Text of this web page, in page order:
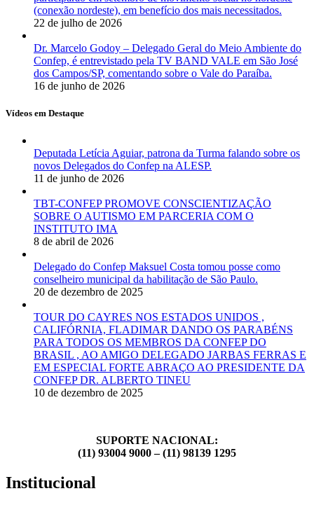
(conexão nordeste), em benefício dos mais necessitados.
22 de julho de 2026
Dr. Marcelo Godoy – Delegado Geral do Meio Ambiente do
Confep, é entrevistado pela TV BAND VALE em São José
dos Campos/SP, comentando sobre o Vale do Paraíba.
16 de junho de 2026
Vídeos em Destaque
Deputada Letícia Aguiar, patrona da Turma falando sobre os
novos Delegados do Confep na ALESP.
11 de junho de 2026
TBT-CONFEP PROMOVE CONSCIENTIZAÇÃO
SOBRE O AUTISMO EM PARCERIA COM O
INSTITUTO IMA
8 de abril de 2026
Delegado do Confep Maksuel Costa tomou posse como
conselheiro municipal da habilitação de São Paulo.
20 de dezembro de 2025
TOUR DO CAYRES NOS ESTADOS UNIDOS ,
CALIFÓRNIA, FLADIMAR DANDO OS PARABÉNS
PARA TODOS OS MEMBROS DA CONFEP DO
BRASIL , AO AMIGO DELEGADO JARBAS FERRAS E
EM ESPECIAL FORTE ABRAÇO AO PRESIDENTE DA
CONFEP DR. ALBERTO TINEU
10 de dezembro de 2025
SUPORTE NACIONAL:
(11) 93004 9000 – (11) 98139 1295
Institucional